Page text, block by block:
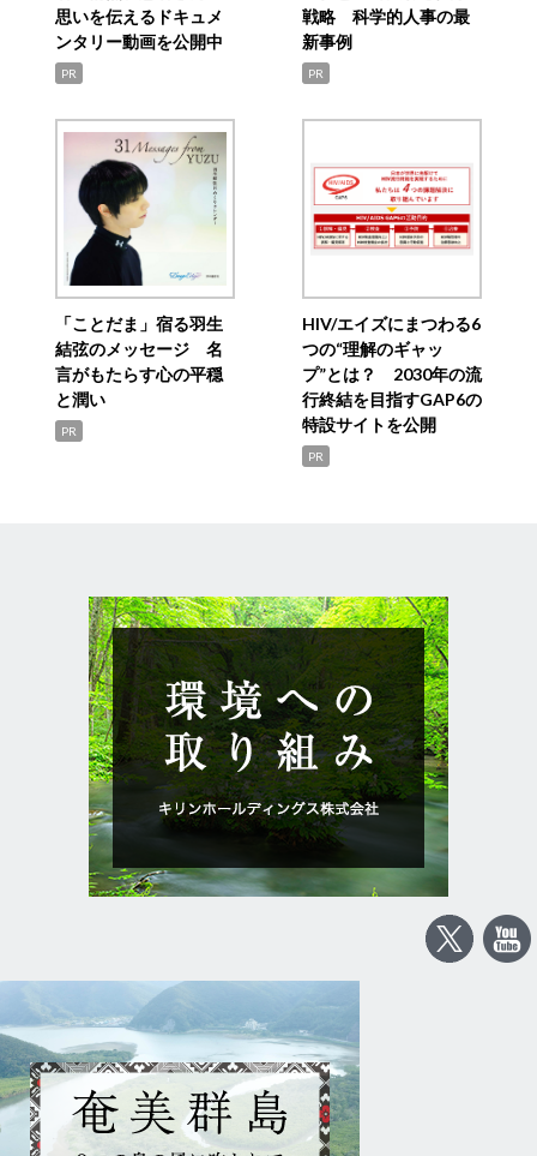
思いを伝えるドキュメ
ンタリー動画を公開中
PR
戦略 科学的人事の最
新事例
PR
「ことだま」宿る羽生
結弦のメッセージ 名
言がもたらす心の平穏
と潤い
PR
HIV/エイズにまつわる6
つの“理解のギャッ
プ”とは？ 2030年の流
行終結を目指すGAP6の
特設サイトを公開
PR